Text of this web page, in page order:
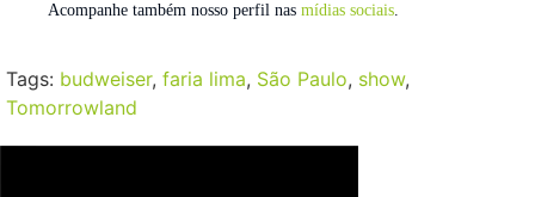
Acompanhe também nosso perfil nas mídias sociais.
Tags: budweiser, faria lima, São Paulo, show,
Tomorrowland